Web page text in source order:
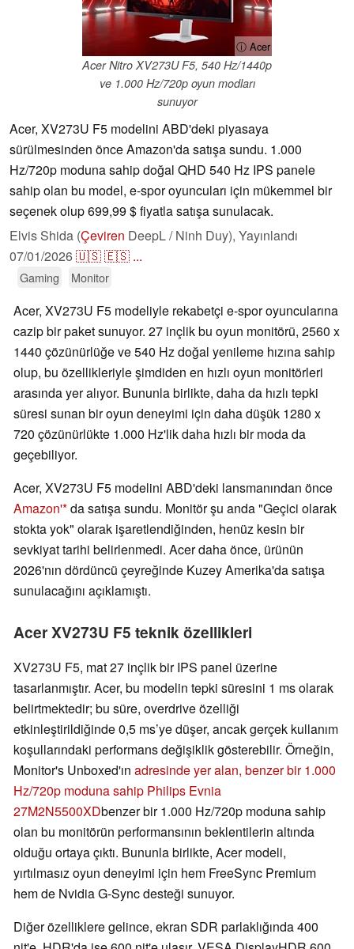
ⓘ Acer
Acer Nitro XV273U F5, 540 Hz/1440p
ve 1.000 Hz/720p oyun modları
sunuyor
Acer, XV273U F5 modelini ABD'deki piyasaya
sürülmesinden önce Amazon'da satışa sundu. 1.000
Hz/720p moduna sahip doğal QHD 540 Hz IPS panele
sahip olan bu model, e-spor oyuncuları için mükemmel bir
seçenek olup 699,99 $ fiyatla satışa sunulacak.
Elvis Shida (Çeviren DeepL / Ninh Duy), Yayınlandı
07/01/2026🇺🇸🇪🇸 ...
Gaming Monitor
Acer, XV273U F5 modeliyle rekabetçi e-spor oyuncularına
cazip bir paket sunuyor. 27 inçlik bu oyun monitörü, 2560 x
1440 çözünürlüğe ve 540 Hz doğal yenileme hızına sahip
olup, bu özellikleriyle şimdiden en hızlı oyun monitörleri
arasında yer alıyor. Bununla birlikte, daha da hızlı tepki
süresi sunan bir oyun deneyimi için daha düşük 1280 x
720 çözünürlükte 1.000 Hz'lik daha hızlı bir moda da
geçebiliyor.
Acer, XV273U F5 modelini ABD'deki lansmanından önce
Amazon' da satışa sundu. Monitör şu anda "Geçici olarak
stokta yok" olarak işaretlendiğinden, henüz kesin bir
sevkiyat tarihi belirlenmedi. Acer daha önce, ürünün
2026'nın dördüncü çeyreğinde Kuzey Amerika'da satışa
sunulacağını açıklamıştı.
Acer XV273U F5 teknik özellikleri
XV273U F5, mat 27 inçlik bir IPS panel üzerine
tasarlanmıştır. Acer, bu modelin tepki süresini 1 ms olarak
belirtmektedir; bu süre, overdrive özelliği
etkinleştirildiğinde 0,5 ms’ye düşer, ancak gerçek kullanım
koşullarındaki performans değişiklik gösterebilir. Örneğin,
Monitor's Unboxed'ın adresinde yer alan, benzer bir 1.000
Hz/720p moduna sahip Philips Evnia
27M2N5500XDbenzer bir 1.000 Hz/720p moduna sahip
olan bu monitörün performansının beklentilerin altında
olduğu ortaya çıktı. Bununla birlikte, Acer modeli,
yırtılmasız oyun deneyimi için hem FreeSync Premium
hem de Nvidia G-Sync desteği sunuyor.
Diğer özelliklere gelince, ekran SDR parlaklığında 400